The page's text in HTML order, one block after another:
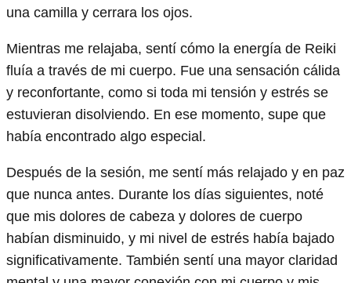
una camilla y cerrara los ojos.
Mientras me relajaba, sentí cómo la energía de Reiki
fluía a través de mi cuerpo. Fue una sensación cálida
y reconfortante, como si toda mi tensión y estrés se
estuvieran disolviendo. En ese momento, supe que
había encontrado algo especial.
Después de la sesión, me sentí más relajado y en paz
que nunca antes. Durante los días siguientes, noté
que mis dolores de cabeza y dolores de cuerpo
habían disminuido, y mi nivel de estrés había bajado
significativamente. También sentí una mayor claridad